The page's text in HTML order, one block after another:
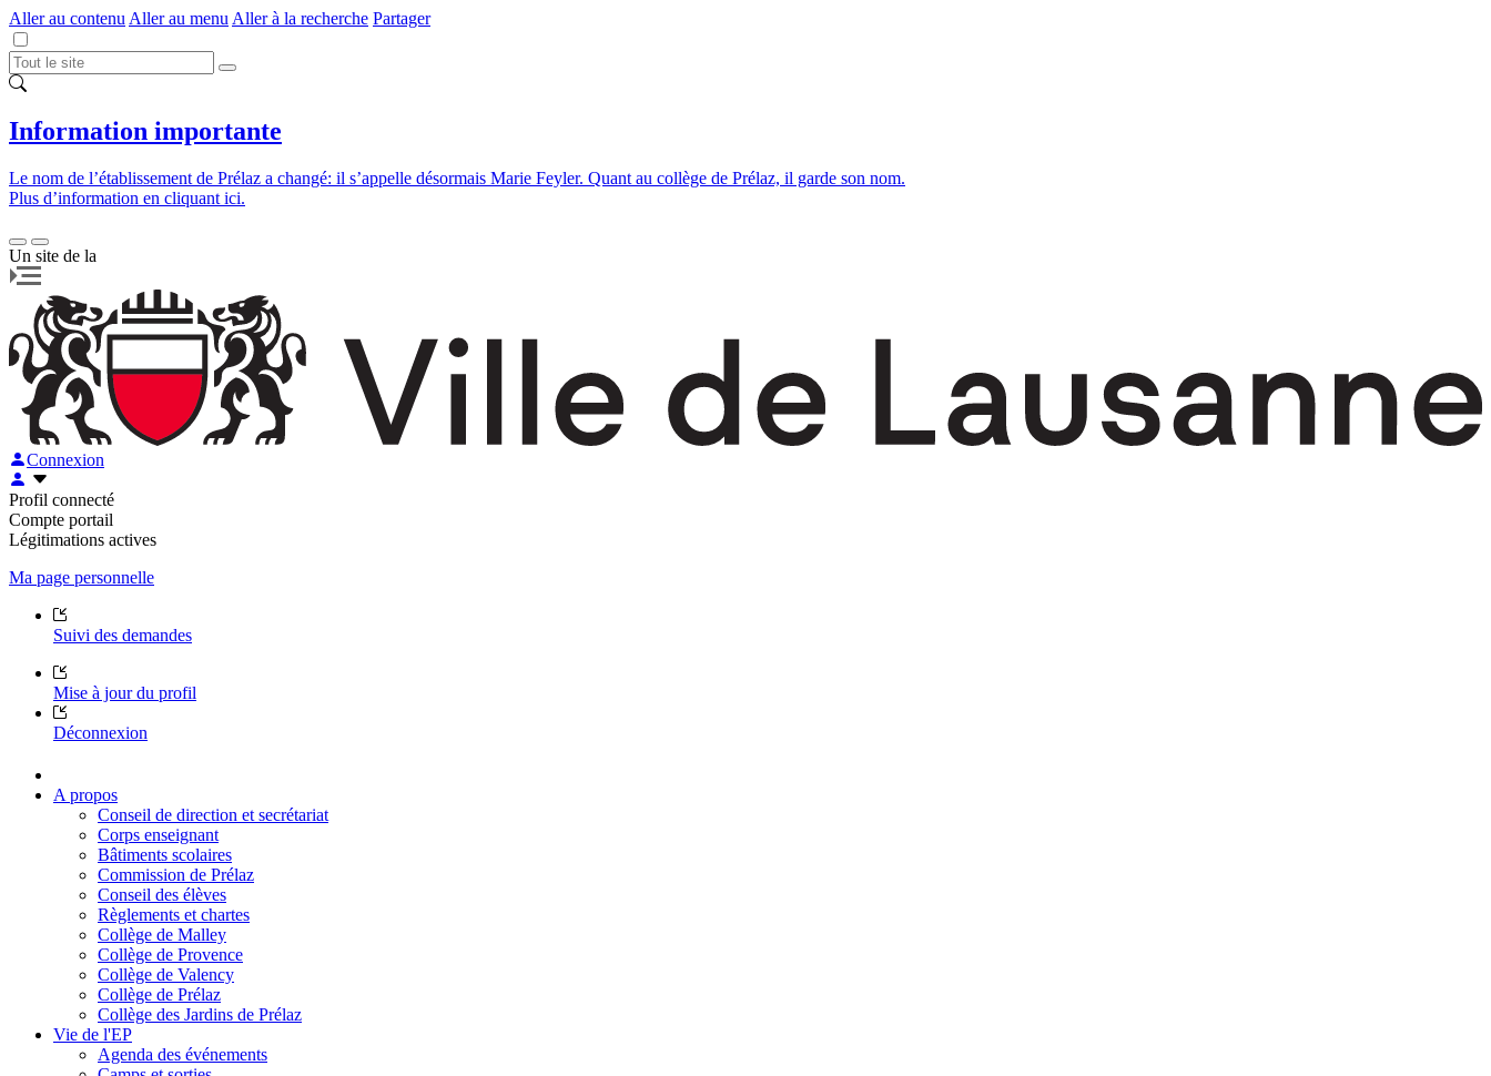
Aller au contenu Aller au menu Aller à la recherche Partager
Information importante
Le nom de l’établissement de Prélaz a changé: il s’appelle désormais Marie Feyler. Quant au collège de Prélaz, il garde son nom.
Plus d’information en cliquant ici.
Un site de la
Connexion
Profil connecté
Compte portail
Légitimations actives
Ma page personnelle
Suivi des demandes
Mise à jour du profil
Déconnexion
A propos
Conseil de direction et secrétariat
Corps enseignant
Bâtiments scolaires
Commission de Prélaz
Conseil des élèves
Règlements et chartes
Collège de Malley
Collège de Provence
Collège de Valency
Collège de Prélaz
Collège des Jardins de Prélaz
Vie de l'EP
Agenda des événements